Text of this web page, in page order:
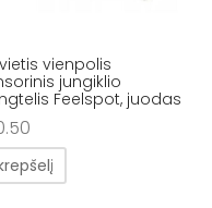
vienpolis
jungiklio
Feelspot, juodas